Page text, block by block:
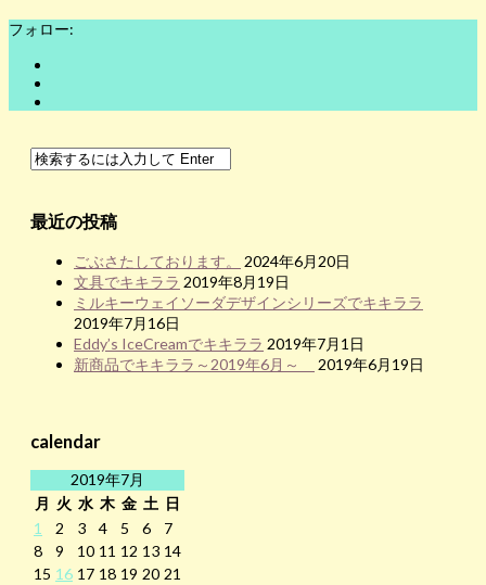
フォロー:
最近の投稿
ごぶさたしております。
2024年6月20日
文具でキキララ 2019年8月19日
ミルキーウェイソーダデザインシリーズでキキララ
2019年7月16日
Eddy’s IceCreamでキキララ 2019年7月1日
新商品でキキララ～2019年6月～
2019年6月19日
calendar
2019年7月
月 火 水 木 金 土 日
1 2 3 4 5 6
7
8
9 10 11 12 13 14
15 16 17 18 19 20 21